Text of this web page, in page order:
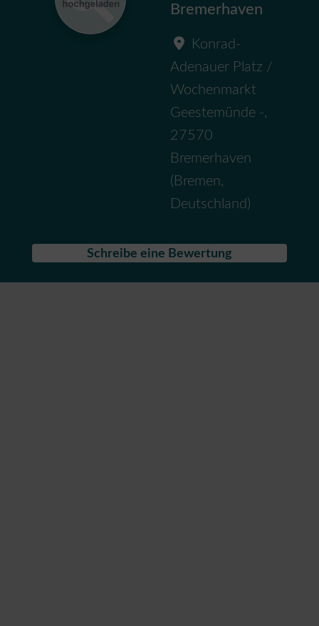
Bremerhaven
Konrad-
Adenauer Platz /
Wochenmarkt
Geestemünde -,
27570
Bremerhaven
( Bremen,
Deutschland )
Schreibe eine Bewertung